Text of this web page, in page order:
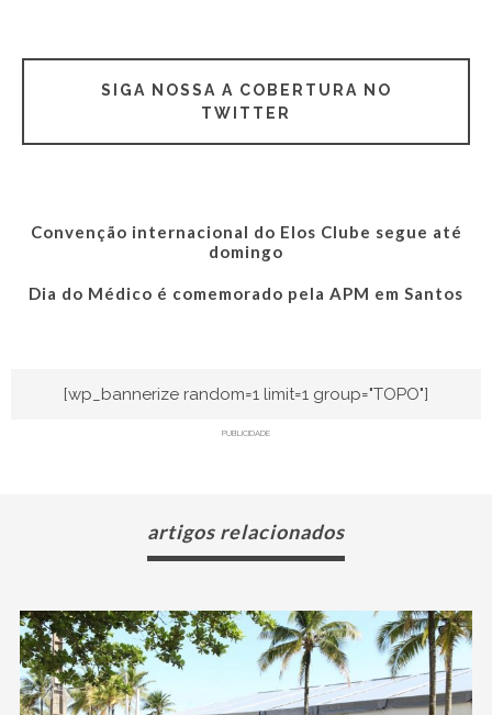
SIGA NOSSA A COBERTURA NO
TWITTER
Convenção internacional do Elos Clube segue até
domingo
Dia do Médico é comemorado pela APM em Santos
[wp_bannerize random=1 limit=1 group="TOPO"]
PUBLICIDADE
artigos relacionados